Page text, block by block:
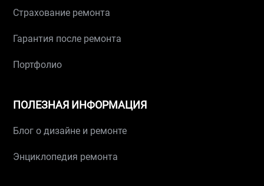
Страхование ремонта
Гарантия после ремонта
Портфолио
ПОЛЕЗНАЯ ИНФОРМАЦИЯ
Блог о дизайне и ремонте
Энциклопедия ремонта